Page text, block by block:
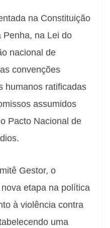
na Constituição
Penha, na Lei do
nacional de
convenções
humanos ratificadas
assumidos
Pacto Nacional de
Gestor, o
etapa na política
à violência contra
uma